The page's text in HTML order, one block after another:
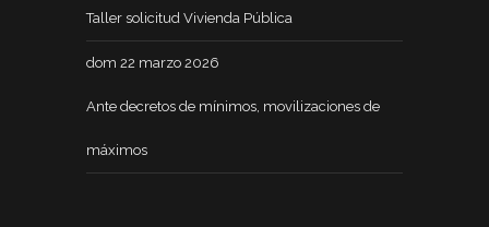
Taller solicitud Vivienda Pública
dom 22 marzo 2026
Ante decretos de mínimos, movilizaciones de
máximos